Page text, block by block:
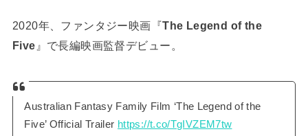
2020年、ファンタジー映画『The Legend of the
Five 』で長編映画監督デビュー。
Australian Fantasy Family Film ‘The Legend of the
Five’ Official Trailer https://t.co/TgIVZEM7tw